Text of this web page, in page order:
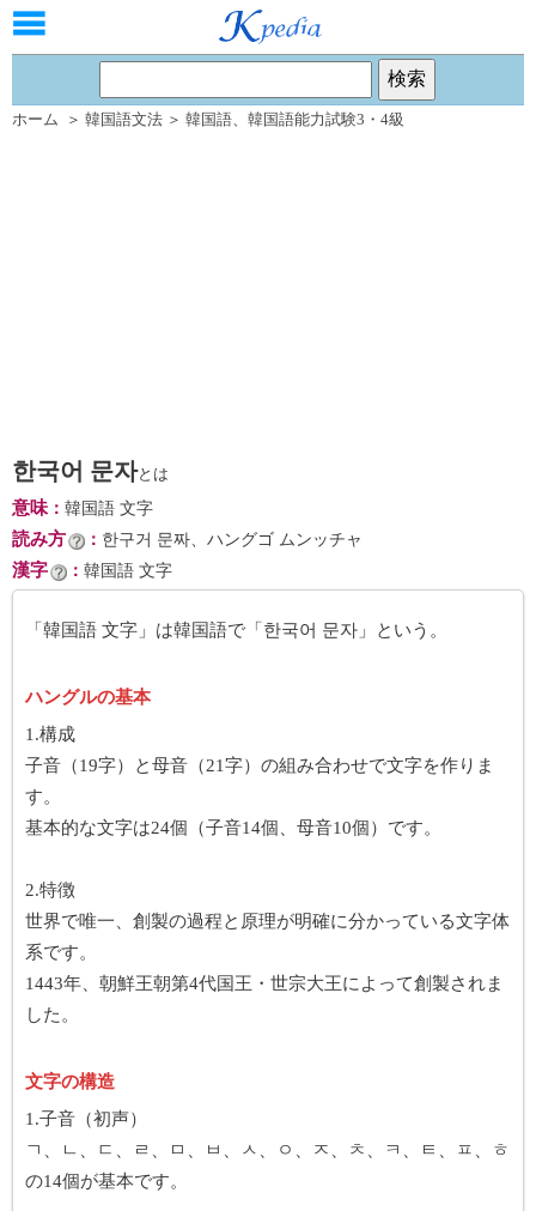
ホーム ＞ 韓国語文法 ＞ 韓国語、 韓国語能力試験3・4級
한국어 문자とは
意味： 韓国語 文字
読み方 ： 한구거 문짜、ハングゴ ムンッチャ
漢字 ： 韓国語 文字
「韓国語 文字」は韓国語で「한국어 문자」という。
ハングルの基本
1.構成
子音（19字）と母音（21字）の組み合わせで文字を作りま
す。
基本的な文字は24個（子音14個、母音10個）です。
2.特徴
世界で唯一、創製の過程と原理が明確に分かっている文字体
系です。
1443年、朝鮮王朝第4代国王・世宗大王によって創製されま
した。
文字の構造
1.子音（初声）
ㄱ、ㄴ、ㄷ、ㄹ、ㅁ、ㅂ、ㅅ、ㅇ、ㅈ、ㅊ、ㅋ、ㅌ、ㅍ、ㅎ
の14個が基本です。